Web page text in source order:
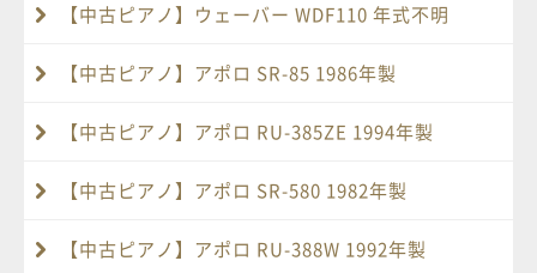
【中古ピアノ】ウェーバー WDF110 年式不明
【中古ピアノ】アポロ SR-85 1986年製
【中古ピアノ】アポロ RU-385ZE 1994年製
【中古ピアノ】アポロ SR-580 1982年製
【中古ピアノ】アポロ RU-388W 1992年製